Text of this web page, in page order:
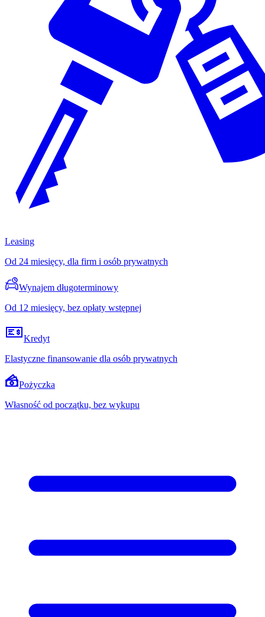
Leasing
Od 24 miesięcy, dla firm i osób prywatnych
Wynajem długoterminowy
Od 12 miesięcy, bez opłaty wstępnej
Kredyt
Elastyczne finansowanie dla osób prywatnych
Pożyczka
Własność od początku, bez wykupu